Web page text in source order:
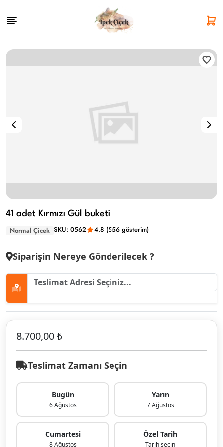
41 adet Kırmızı Gül buketi
Normal Çicek SKU: 0562 4.8 (556 gösterim)
Siparişin Nereye Gönderilecek ?
8.700,00 ₺
Teslimat Zamanı Seçin
Bugün
6 Ağustos
Yarın
7 Ağustos
Cumartesi
8 Ağustos
Özel Tarih
Tarih seçin